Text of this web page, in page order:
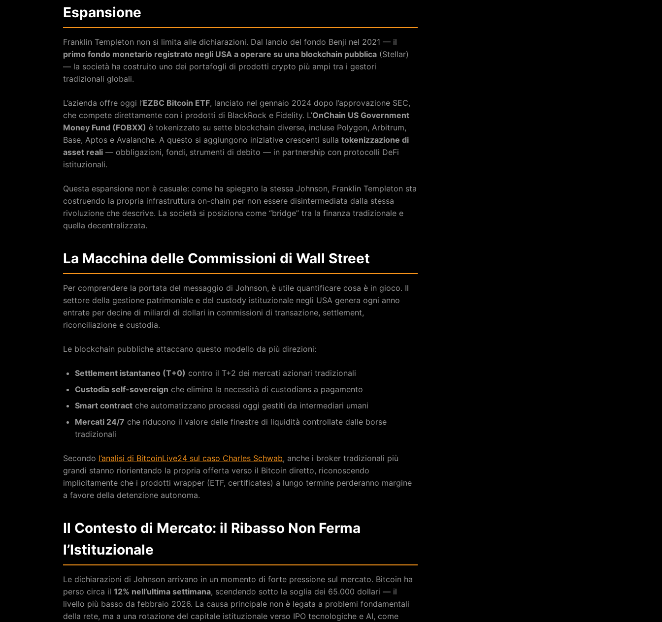
Espansione
Franklin Templeton non si limita alle dichiarazioni. Dal lancio del fondo Benji nel 2021 — il
primo fondo monetario registrato negli USA a operare su una blockchain pubblica (Stellar)
— la società ha costruito uno dei portafogli di prodotti crypto più ampi tra i gestori
tradizionali globali.
L’azienda offre oggi l’EZBC Bitcoin ETF, lanciato nel gennaio 2024 dopo l’approvazione SEC,
che compete direttamente con i prodotti di BlackRock e Fidelity. L’OnChain US Government
Money Fund (FOBXX) è tokenizzato su sette blockchain diverse, incluse Polygon, Arbitrum,
Base, Aptos e Avalanche. A questo si aggiungono iniziative crescenti sulla tokenizzazione di
asset reali — obbligazioni, fondi, strumenti di debito — in partnership con protocolli DeFi
istituzionali.
Questa espansione non è casuale: come ha spiegato la stessa Johnson, Franklin Templeton sta
costruendo la propria infrastruttura on-chain per non essere disintermediata dalla stessa
rivoluzione che descrive. La società si posiziona come “bridge” tra la finanza tradizionale e
quella decentralizzata.
La Macchina delle Commissioni di Wall Street
Per comprendere la portata del messaggio di Johnson, è utile quantificare cosa è in gioco. Il
settore della gestione patrimoniale e del custody istituzionale negli USA genera ogni anno
entrate per decine di miliardi di dollari in commissioni di transazione, settlement,
riconciliazione e custodia.
Le blockchain pubbliche attaccano questo modello da più direzioni:
Settlement istantaneo (T+0) contro il T+2 dei mercati azionari tradizionali
Custodia self-sovereign che elimina la necessità di custodians a pagamento
Smart contract che automatizzano processi oggi gestiti da intermediari umani
Mercati 24/7 che riducono il valore delle finestre di liquidità controllate dalle borse
tradizionali
Secondo l’analisi di BitcoinLive24 sul caso Charles Schwab, anche i broker tradizionali più
grandi stanno riorientando la propria offerta verso il Bitcoin diretto, riconoscendo
implicitamente che i prodotti wrapper (ETF, certificates) a lungo termine perderanno margine
a favore della detenzione autonoma.
Il Contesto di Mercato: il Ribasso Non Ferma
l’Istituzionale
Le dichiarazioni di Johnson arrivano in un momento di forte pressione sul mercato. Bitcoin ha
perso circa il 12% nell’ultima settimana, scendendo sotto la soglia dei 65.000 dollari — il
livello più basso da febbraio 2026. La causa principale non è legata a problemi fondamentali
della rete, ma a una rotazione del capitale istituzionale verso IPO tecnologiche e AI, come